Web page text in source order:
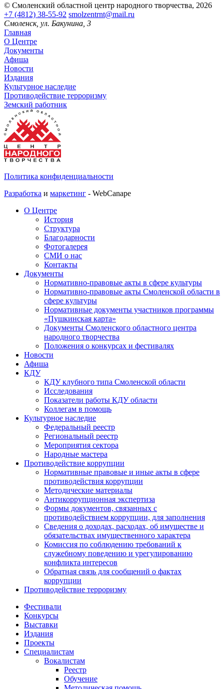
© Смоленский областной центр народного творчества, 2026
+7 (4812) 38-55-92 smolzentrnt@mail.ru
Смоленск, ул. Бакунина, 3
Главная
О Центре
Документы
Афиша
Новости
Издания
Культурное наследие
Противодействие терроризму
Земский работник
Политика конфиденциальности
Разработка и маркетинг - WebCanape
О Центре
История
Структура
Благодарности
Фотогалерея
СМИ о нас
Контакты
Документы
Нормативно-правовые акты в сфере культуры
Нормативно-правовые акты Смоленской области в
сфере культуры
Нормативные документы участников программы
«Пушкинская карта»
Документы Смоленского областного центра
народного творчества
Положения о конкурсах и фестивалях
Новости
Афиша
КДУ
КДУ клубного типа Смоленской области
Исследования
Показатели работы КДУ области
Коллегам в помощь
Культурное наследие
Федеральный реестр
Региональный реестр
Мероприятия сектора
Народные мастера
Противодействие коррупции
Нормативные правовые и иные акты в сфере
противодействия коррупции
Методические материалы
Антикоррупционная экспертиза
Формы документов, связанных с
противодействием коррупции, для заполнения
Сведения о доходах, расходах, об имуществе и
обязательствах имущественного характера
Комиссия по соблюдению требований к
служебному поведению и урегулированию
конфликта интересов
Обратная связь для сообщений о фактах
коррупции
Противодействие терроризму
Фестивали
Конкурсы
Выставки
Издания
Проекты
Специалистам
Вокалистам
Реестр
Обучение